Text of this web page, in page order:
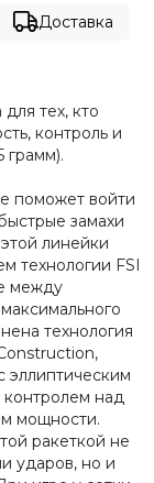
Доставка
тех, кто
контроль и
грамм).
поможет войти
замахи
линейки
технологии FSI
между
технология
эллиптическим
контролем над
мощности.
ракеткой не
ударов, но и